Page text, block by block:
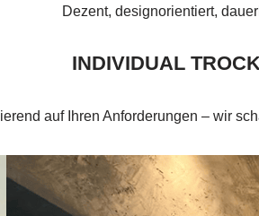
Dezent, designorientiert,
INDIVIDUAL
auf Ihren Anforderungen – wir